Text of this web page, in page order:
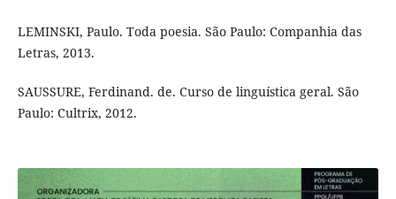
LEMINSKI, Paulo. Toda poesia. São Paulo: Companhia das
Letras, 2013.
SAUSSURE, Ferdinand. de. Curso de linguística geral. São
Paulo: Cultrix, 2012.